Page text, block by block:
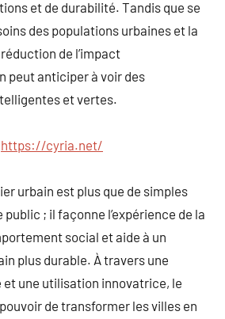
et de durabilité. Tandis que se
des populations urbaines et la
de l’impact
peut anticiper à voir des
et vertes.
https://cyria.net/
urbain est plus que de simples
public ; il façonne l’expérience de la
social et aide à un
plus durable. À travers une
une utilisation innovatrice, le
de transformer les villes en